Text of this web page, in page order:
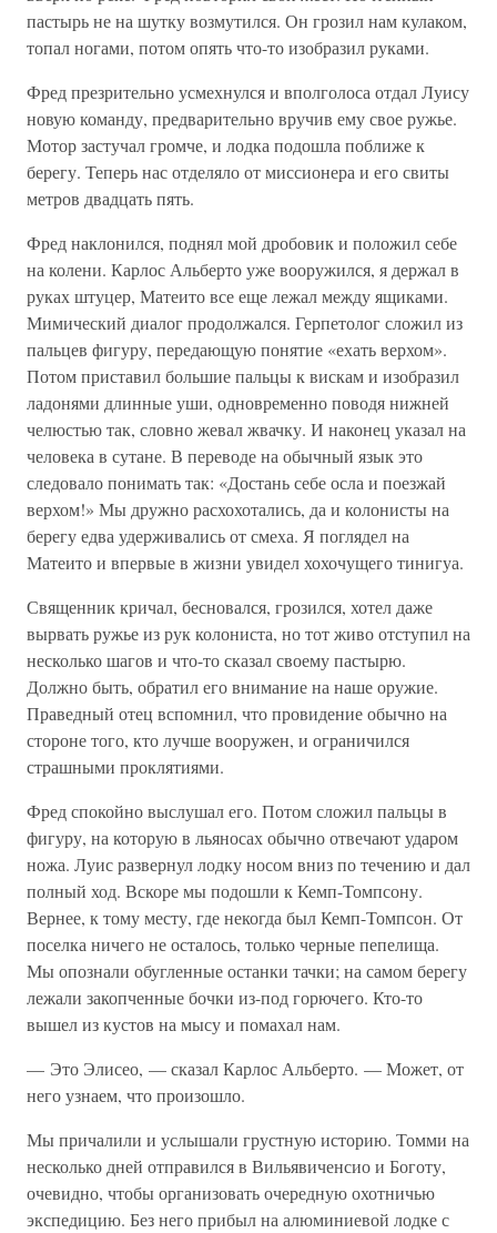
пастырь не на шутку возмутился. Он грозил нам кулаком,
топал ногами, потом опять что-то изобразил руками.
Фред презрительно усмехнулся и вполголоса отдал Луису
новую команду, предварительно вручив ему свое ружье.
Мотор застучал громче, и лодка подошла поближе к
берегу. Теперь нас отделяло от миссионера и его свиты
метров двадцать пять.
Фред наклонился, поднял мой дробовик и положил себе
на колени. Карлос Альберто уже вооружился, я держал в
руках штуцер, Матеито все еще лежал между ящиками.
Мимический диалог продолжался. Герпетолог сложил из
пальцев фигуру, передающую понятие «ехать верхом».
Потом приставил большие пальцы к вискам и изобразил
ладонями длинные уши, одновременно поводя нижней
челюстью так, словно жевал жвачку. И наконец указал на
человека в сутане. В переводе на обычный язык это
следовало понимать так: «Достань себе осла и поезжай
верхом!» Мы дружно расхохотались, да и колонисты на
берегу едва удерживались от смеха. Я поглядел на
Матеито и впервые в жизни увидел хохочущего тинигуа.
Священник кричал, бесновался, грозился, хотел даже
вырвать ружье из рук колониста, но тот живо отступил на
несколько шагов и что-то сказал своему пастырю.
Должно быть, обратил его внимание на наше оружие.
Праведный отец вспомнил, что провидение обычно на
стороне того, кто лучше вооружен, и ограничился
страшными проклятиями.
Фред спокойно выслушал его. Потом сложил пальцы в
фигуру, на которую в льяносах обычно отвечают ударом
ножа. Луис развернул лодку носом вниз по течению и дал
полный ход. Вскоре мы подошли к Кемп-Томпсону.
Вернее, к тому месту, где некогда был Кемп-Томпсон. От
поселка ничего не осталось, только черные пепелища.
Мы опознали обугленные останки тачки; на самом берегу
лежали закопченные бочки из-под горючего. Кто-то
вышел из кустов на мысу и помахал нам.
— Это Элисео, — сказал Карлос Альберто. — Может, от
него узнаем, что произошло.
Мы причалили и услышали грустную историю. Томми на
несколько дней отправился в Вильявиченсио и Боготу,
очевидно, чтобы организовать очередную охотничью
экспедицию. Без него прибыл на алюминиевой лодке с